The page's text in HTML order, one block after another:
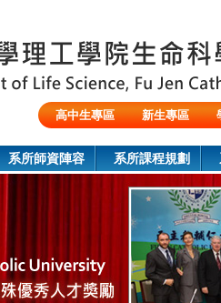
高中生專區 新生專區
系所師資陣容 系所課程規劃